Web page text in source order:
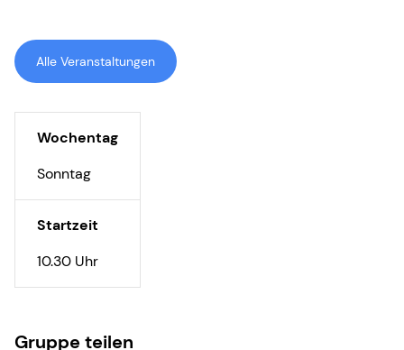
Alle Veranstaltungen
Wochentag
Sonntag
Startzeit
10.30 Uhr
Gruppe teilen